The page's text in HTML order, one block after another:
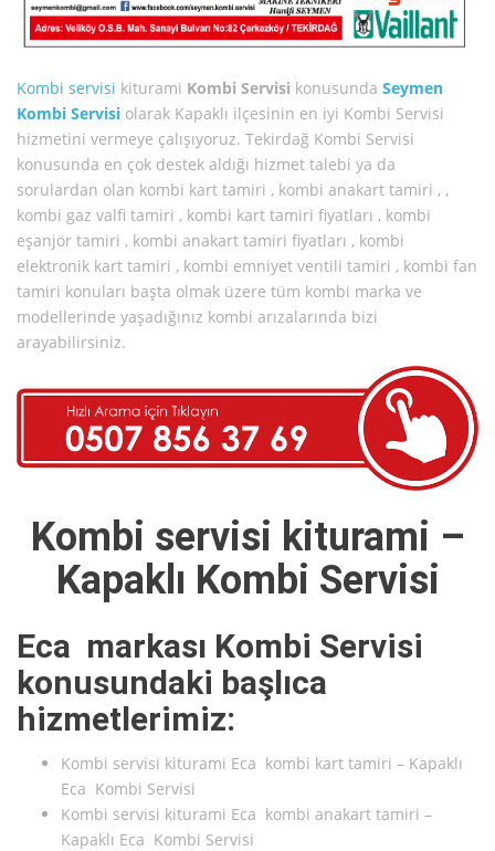
Kombi servisi kiturami Kombi Servisi konusunda Seymen
Kombi Servisi olarak Kapaklı ilçesinin en iyi Kombi Servisi
hizmetini vermeye çalışıyoruz. Tekirdağ Kombi Servisi
konusunda en çok destek aldığı hizmet talebi ya da
sorulardan olan kombi kart tamiri , kombi anakart tamiri , ,
kombi gaz valfi tamiri , kombi kart tamiri fiyatları , kombi
eşanjör tamiri , kombi anakart tamiri fiyatları , kombi
elektronik kart tamiri , kombi emniyet ventili tamiri , kombi fan
tamiri konuları başta olmak üzere tüm kombi marka ve
modellerinde yaşadığınız kombi arızalarında bizi
arayabilirsiniz.
Kombi servisi kiturami –
Kapaklı Kombi Servisi
Eca markası Kombi Servisi
konusundaki başlıca
hizmetlerimiz:
Kombi servisi kiturami Eca kombi kart tamiri – Kapaklı
Eca Kombi Servisi
Kombi servisi kiturami Eca kombi anakart tamiri –
Kapaklı Eca Kombi Servisi